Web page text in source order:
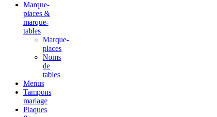
Marque-
places &
marque-
tables
Marque-
places
Noms
de
tables
Menus
Tampons
mariage
Plaques